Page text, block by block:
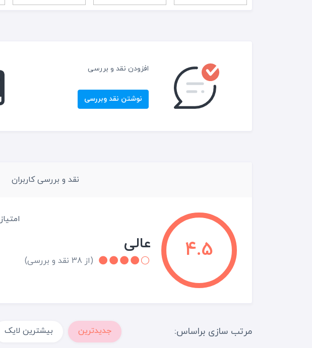
افزودن نقد و بررسی
نوشتن نقد وبررسی
نقد و بررسی کاربران
4.5 عالی
(از 38 نقد و بررسی)
مرتب سازی براساس: جدیدترین بیشترین لایک